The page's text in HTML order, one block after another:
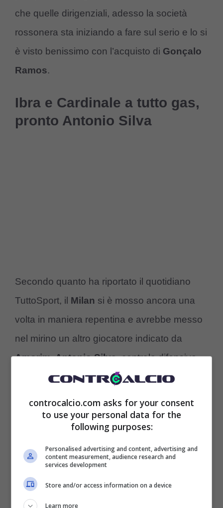
che quelle dirigenziali, adesso la società
rossonera sta iniziando a fare sul serio e lo si
è visto benissimo con l’acquisto di Gonçalo
Ramos.
Ibra e Cardinale a tutto gas,
pronto Antonio Silva
Secondo quanto ha riportato il quotidiano
TuttoSport, il Milan si è mosso ancora una
volta in maniera repentina e avrebbe messo
nel mirino un altro giocatore indicato da
Amorim, Antonio Silva, centrale difensivo
Benficache dovrebbe arrivare in
milioni più 5 di bonus. Il centrale dovrebbe
firmare un contratto triennale con il Milan per i
prossimi cinque anni.
Si tratta di un calciatore che al tecnico
portoghese piace in particolar modo, tanto
controcalcio.com asks for your consent
to use your personal data for the
following purposes:
Personalised advertising and content, advertising and
content measurement, audience research and
services development
Store and/or access information on a device
Learn more